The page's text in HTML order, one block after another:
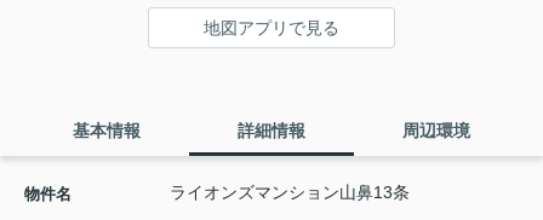
地図アプリで見る
基本情報 詳細情報 周辺環境
物件名 ライオンズマンション山鼻13条